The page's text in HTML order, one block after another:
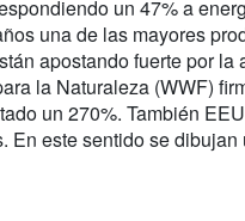
un 47% a
una de las mayores
apostando fuerte por
la Naturaleza (WWF)
un 270%. También
En este sentido se